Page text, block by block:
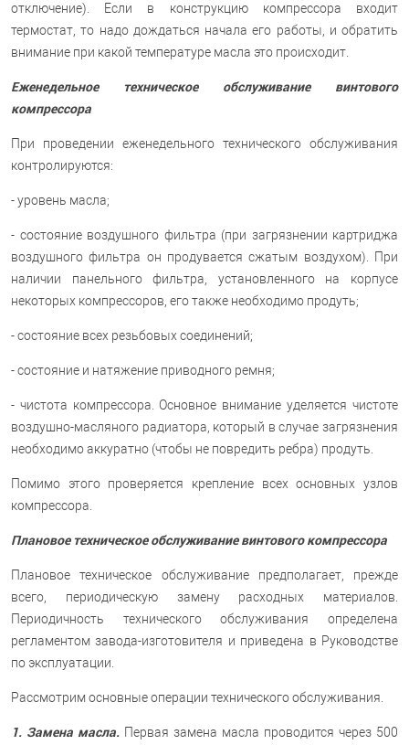
отключение). Если в конструкцию компрессора входит
термостат, то надо дождаться начала его работы, и обратить
внимание при какой температуре масла это происходит.
Еженедельное техническое обслуживание винтового
компрессора
При проведении еженедельного технического обслуживания
контролируются:
- уровень масла;
- состояние воздушного фильтра (при загрязнении картриджа
воздушного фильтра он продувается сжатым воздухом). При
наличии панельного фильтра, установленного на корпусе
некоторых компрессоров, его также необходимо продуть;
- состояние всех резьбовых соединений;
- состояние и натяжение приводного ремня;
- чистота компрессора. Основное внимание уделяется чистоте
воздушно-масляного радиатора, который в случае загрязнения
необходимо аккуратно (чтобы не повредить ребра) продуть.
Помимо этого проверяется крепление всех основных узлов
компрессора.
Плановое техническое обслуживание винтового компрессора
Плановое техническое обслуживание предполагает, прежде
всего, периодическую замену расходных материалов.
Периодичность технического обслуживания определена
регламентом завода-изготовителя и приведена в Руководстве
по эксплуатации.
Рассмотрим основные операции технического обслуживания.
1. Замена масла. Первая замена масла проводится через 500